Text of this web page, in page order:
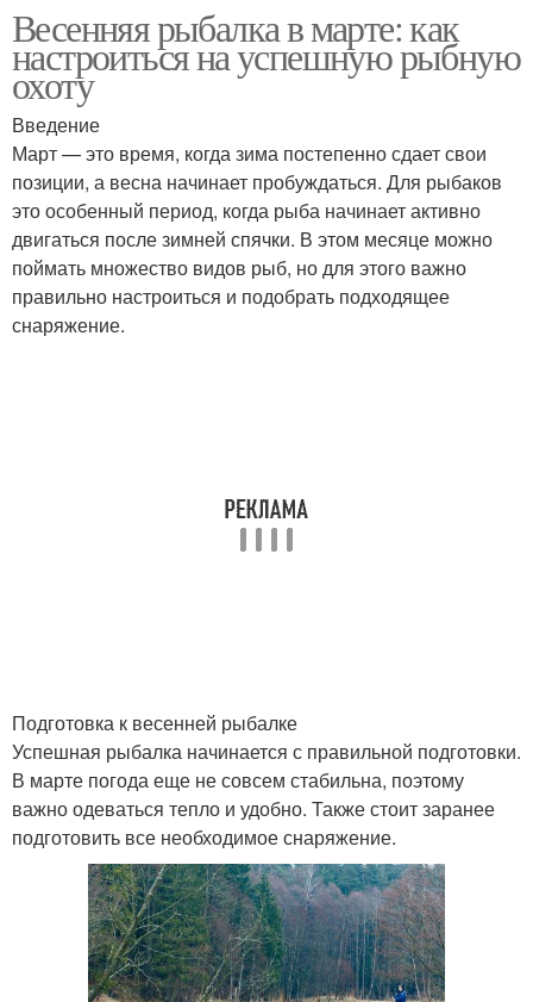
Весенняя рыбалка в марте: как
настроиться на успешную рыбную
охоту
Введение
Март — это время, когда зима постепенно сдает свои
позиции, а весна начинает пробуждаться. Для рыбаков
это особенный период, когда рыба начинает активно
двигаться после зимней спячки. В этом месяце можно
поймать множество видов рыб, но для этого важно
правильно настроиться и подобрать подходящее
снаряжение.
Подготовка к весенней рыбалке
Успешная рыбалка начинается с правильной подготовки.
В марте погода еще не совсем стабильна, поэтому
важно одеваться тепло и удобно. Также стоит заранее
подготовить все необходимое снаряжение.